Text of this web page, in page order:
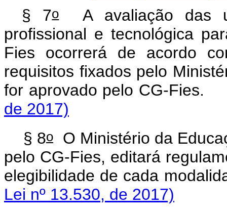
§ 7oA avaliação das
profissional e tecnológica
Fies ocorrerá de acordo
requisitos fixados pelo
for aprovado pelo CG-
de 2017)
§ 8o
O Ministério da
pelo CG-Fies, editará
elegibilidade de cada
Lei nº 13.530, de 2017)